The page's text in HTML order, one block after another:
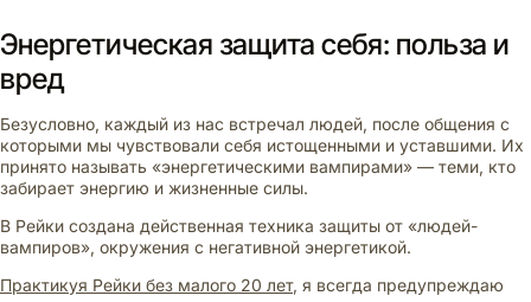
Энергетическая защита себя: польза и
вред
Безусловно, каждый из нас встречал людей, после общения с
которыми мы чувствовали себя истощенными и уставшими. Их
принято называть «энергетическими вампирами» — теми, кто
забирает энергию и жизненные силы.
В Рейки создана действенная техника защиты от «людей-
вампиров», окружения с негативной энергетикой.
Практикуя Рейки без малого 20 лет, я всегда предупреждаю